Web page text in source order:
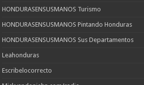
HONDURASENSUSMANOS Turismo
HONDURASENSUSMANOS Pintando Honduras
HONDURASENSUSMANOS Sus Departamentos
Leahonduras
Escribelocorrecto